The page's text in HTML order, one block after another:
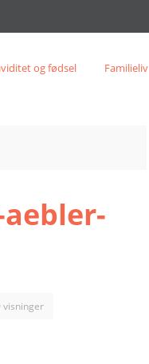
og fødsel Familieliv
visninger